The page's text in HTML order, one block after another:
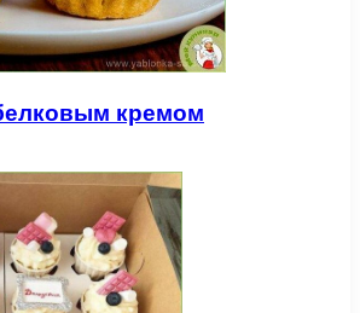
кремом